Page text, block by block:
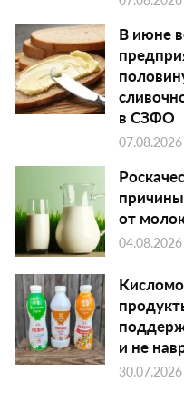
В июне
в СЗФО
07.08.2026
от
04.08.2026
и не
30.07.2026